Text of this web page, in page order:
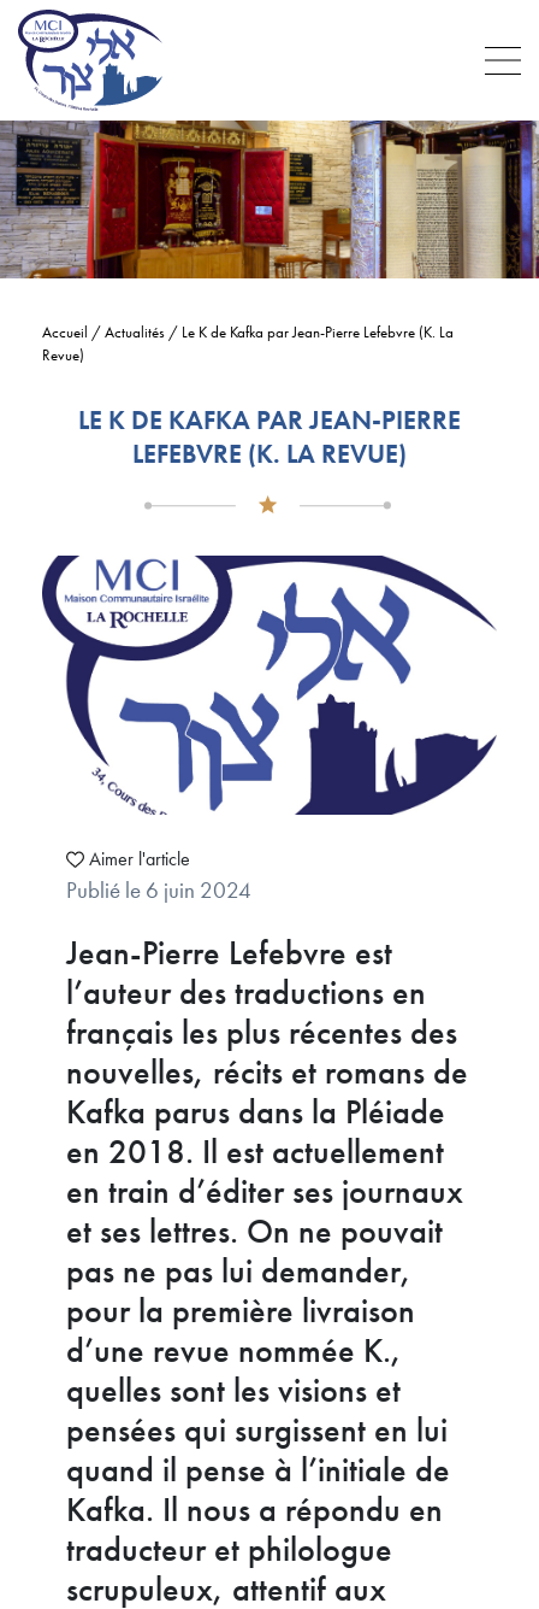
Accueil /Actualités / Le K de Kafka par Jean-Pierre Lefebvre (K. La
Revue)
LE K DE KAFKA PAR JEAN-PIERRE
LEFEBVRE (K. LA REVUE)
Aimer l'article
Publié le 6 juin 2024
Jean-Pierre Lefebvre est
l’auteur des traductions en
français les plus récentes des
nouvelles, récits et romans de
Kafka parus dans la Pléiade
en 2018. Il est actuellement
en train d’éditer ses journaux
et ses lettres. On ne pouvait
pas ne pas lui demander,
pour la première livraison
d’une revue nommée K.,
quelles sont les visions et
pensées qui surgissent en lui
quand il pense à l’initiale de
Kafka. Il nous a répondu en
traducteur et philologue
scrupuleux, attentif aux